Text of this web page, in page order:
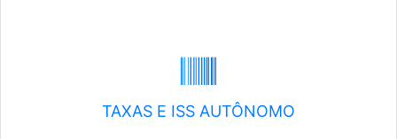
TAXAS E ISS AUTÔNOMO